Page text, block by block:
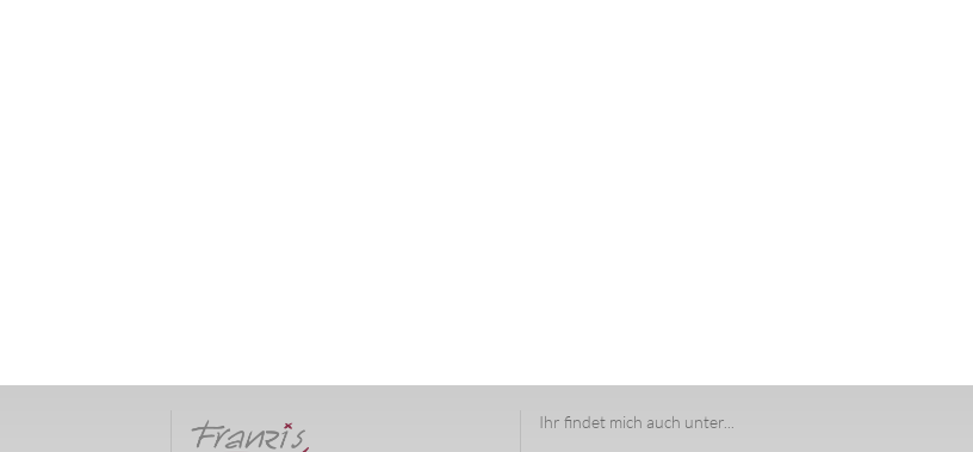
Ihr findet mich auch unter...